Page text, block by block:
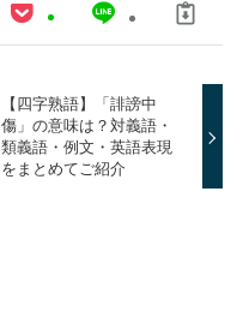
【四字熟語】「誹謗中
傷」の意味は？対義語・
類義語・例文・英語表現
をまとめてご紹介